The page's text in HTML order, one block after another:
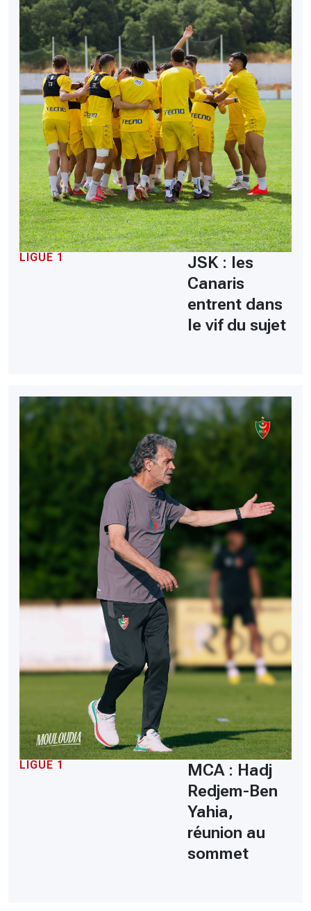
LIGUE 1
JSK : les
Canaris
entrent dans
le vif du sujet
LIGUE 1
MCA : Hadj
Redjem-Ben
Yahia,
réunion au
sommet